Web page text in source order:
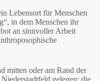
Lebensort für Menschen
in dem Menschen ihr
an sinnvoller Arbeit
mitten oder am Rand der
gelegen; die